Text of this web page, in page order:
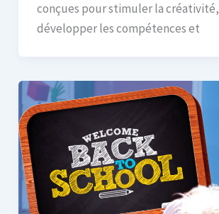
conçues pour stimuler la créativité,
développer les compétences et